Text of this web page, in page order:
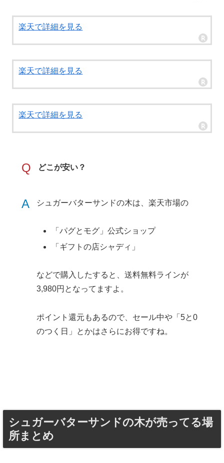
楽天で詳細を見る
楽天で詳細を見る
楽天で詳細を見る
Q どこが安い？
A シュガーバターサンドの木は、楽天市場の
「パグとモグ」公式ショップ
「ギフトの店シャディ」
などで購入したすると、送料無料ラインが
3,980円となってますよ。
ポイント還元もあるので、セール中や「5と0
のつく日」とかはさらにお得ですね。
シュガーバターサンドの木が売ってる場
所まとめ